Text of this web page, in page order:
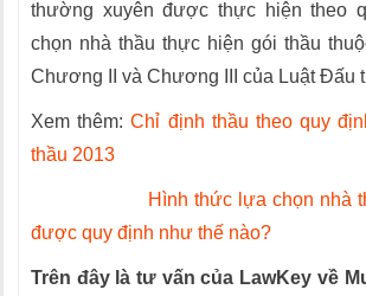
thường xuyên được thực hiện theo
chọn nhà thầu thực hiện gói thầu
Chương II và Chương III của Luật Đấu
Xem thêm:Chỉ định thầu theo quy
thầu 2013
Hình thức lựa chọn nhà
được quy định như thế nào?
Trên đây là tư vấn của LawKey về